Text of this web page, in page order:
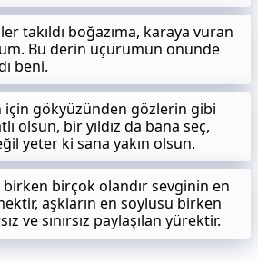
takıldı boğazıma, karaya vuran
Bu derin uçurumun önünde
beni.
için gökyüzünden gözlerin gibi
olsun, bir yıldız da bana seç,
yeter ki sana yakın olsun.
birken birçok olandır sevginin en
aşkların en soylusu birken
ve sınırsız paylaşılan yürektir.